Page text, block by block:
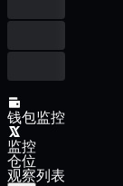
钱包监控
监控
仓位
观察列表